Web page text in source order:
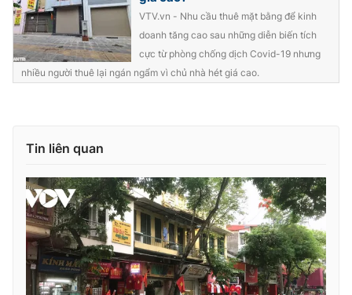
VTV.vn - Nhu cầu thuê mặt bằng để kinh
doanh tăng cao sau những diễn biến tích
cực từ phòng chống dịch Covid-19 nhưng
nhiều người thuê lại ngán ngẩm vì chủ nhà hét giá cao.
Tin liên quan